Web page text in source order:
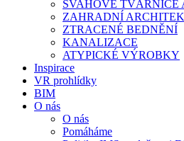
SVAHOVÉ TVÁRNICE
ZAHRADNÍ
ZTRACENÉ BEDNĚNÍ
KANALIZACE
ATYPICKÉ VÝROBKY
Inspirace
VR prohlídky
BIM
O nás
O nás
Pomáháme